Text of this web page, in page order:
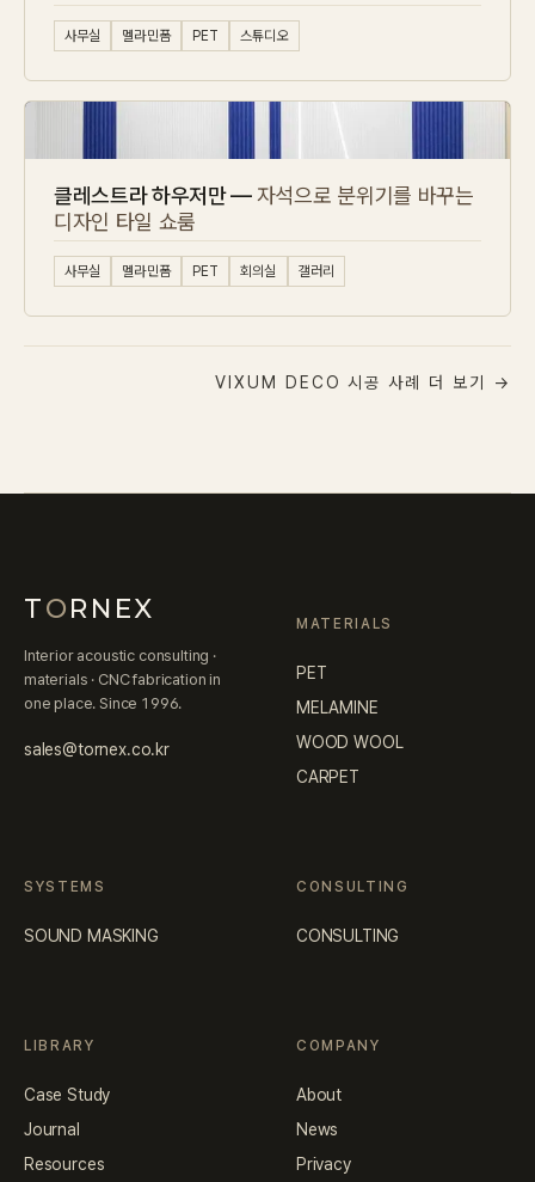
사무실 멜라민폼 PET 스튜디오
클레스트라 하우저만 —자석으로 분위기를 바꾸는
디자인 타일 쇼룸
사무실 멜라민폼 PET 회의실 갤러리
VIXUM DECO 시공 사례 더 보기 →
TORNEX
Interior acoustic consulting ·
materials · CNC fabrication in
one place. Since 1996.
sales@tornex.co.kr
MATERIALS
PET
MELAMINE
WOOD WOOL
CARPET
SYSTEMS
SOUND MASKING
CONSULTING
CONSULTING
LIBRARY
Case Study
Journal
Resources
COMPANY
About
News
Privacy